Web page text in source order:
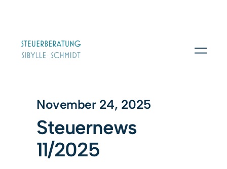
November 24, 2025
Steuernews
11/2025